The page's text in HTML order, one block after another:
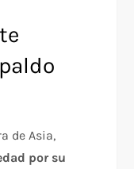
de Asia,
por su